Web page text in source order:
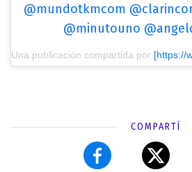
@mundotkmcom
@minutouno
Una publicación compartida por [https://www.instagram.com/
COMPARTÍ